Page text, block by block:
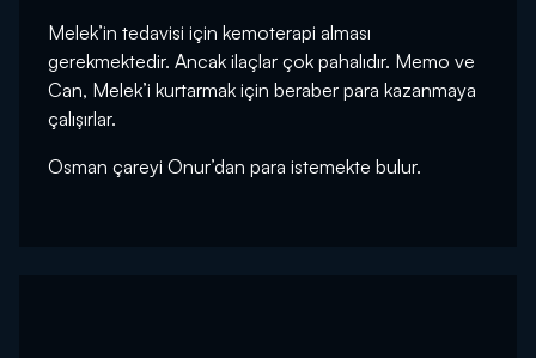
Melek’in tedavisi için kemoterapi alması
gerekmektedir. Ancak ilaçlar çok pahalıdır. Memo ve
Can, Melek’i kurtarmak için beraber para kazanmaya
çalışırlar.
Osman çareyi Onur’dan para istemekte bulur.